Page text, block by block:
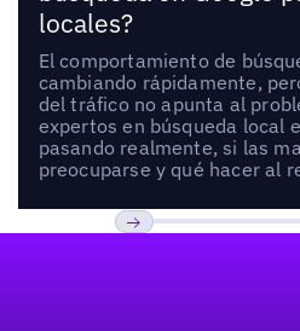
locales?
El comportamiento de
cambiando rápidamente,
del tráfico no apunta al
expertos en búsqueda local
pasando realmente, si las
preocuparse y qué hacer al